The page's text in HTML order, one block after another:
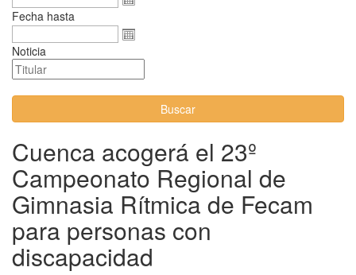
Fecha hasta
Noticia
Buscar
Cuenca acogerá el 23º
Campeonato Regional de
Gimnasia Rítmica de Fecam
para personas con
discapacidad